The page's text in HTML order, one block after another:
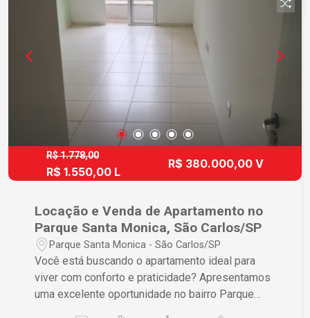
R$ 1.778,00
R$ 1.550,00 L
R$ 380.000,00 V
Locação e Venda de Apartamento no
Parque Santa Monica, São Carlos/SP
Parque Santa Monica - São Carlos/SP
Você está buscando o apartamento ideal para
viver com conforto e praticidade? Apresentamos
uma excelente oportunidade no bairro Parque